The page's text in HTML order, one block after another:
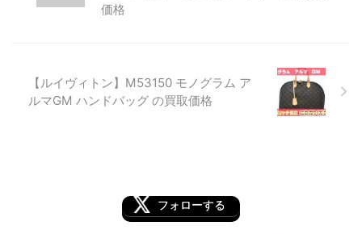
価格
【ルイヴィトン】M53150 モノグラム ア
ルマGM ハンドバッグ の買取価格
フォローする